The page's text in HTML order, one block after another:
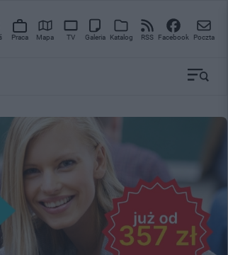
Praca Mapa TV Galeria Katalog RSS Facebook Poczta